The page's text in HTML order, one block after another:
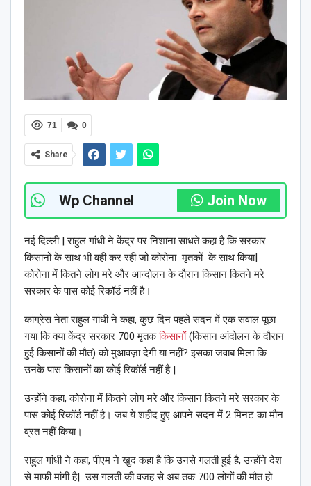
0
71
Share
Wp Channel Join Now
नई दिल्ली | राहुल गांधी ने केंद्र पर निशाना साधते कहा है कि सरकार
किसानों के साथ भी वही कर रही जो कोरोना मृतकों के साथ किया|
कोरोना में कितने लोग मरे और आन्दोलन के दौरान किसान कितने मरे
सरकार के पास कोई रिकॉर्ड नहीं है।
कांग्रेस नेता राहुल गांधी ने कहा, कुछ दिन पहले सदन में एक सवाल पूछा
गया कि क्या केंद्र सरकार 700 मृतककिसानों(किसान आंदोलन के दौरान
हुई किसानों की मौत) को मुआवज़ा देगी या नहीं? इसका जवाब मिला कि
उनके पास किसानों का कोई रिकॉर्ड नहीं है |
उन्होंने कहा, कोरोना में कितने लोग मरे और किसान कितने मरे सरकार के
पास कोई रिकॉर्ड नहीं है। जब ये शहीद हुए आपने सदन में 2 मिनट का मौन
व्रत नहीं किया।
राहुल गांधी ने कहा, पीएम ने खुद कहा है कि उनसे गलती हुई है, उन्होंने देश
से माफी मांगी है| उस गलती की वजह से अब तक 700 लोगों की मौत हो